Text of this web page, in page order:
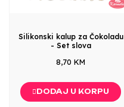
Silikonski kalup za Čokoladu
- Set slova
8,70 KM
DODAJ U KORPU